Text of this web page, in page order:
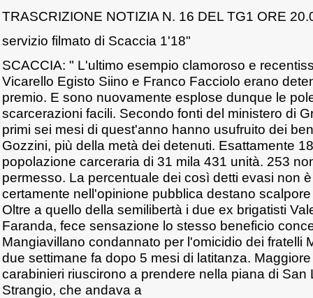
TRASCRIZIONE NOTIZIA N. 16 DEL TG1 ORE
servizio filmato di Scaccia 1'18"
SCACCIA: " L'ultimo esempio clamoroso e
Vicarello Egisto Siino e Franco Facciolo erano
premio. E sono nuovamente esplose dunque le
scarcerazioni facili. Secondo fonti del ministero di
primi sei mesi di quest'anno hanno usufruito dei
Gozzini, più della metà dei detenuti. Esattamente
popolazione carceraria di 31 mila 431 unità. 253
permesso. La percentuale dei così detti evasi non
certamente nell'opinione pubblica destano
Oltre a quello della semilibertà i due ex brigatisti
Faranda, fece sensazione lo stesso beneficio
Mangiavillano condannato per l'omicidio dei fratelli
due settimane fa dopo 5 mesi di latitanza.
carabinieri riuscirono a prendere nella piana di San
Strangio, che andava a